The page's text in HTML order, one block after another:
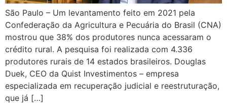
São Paulo – Um levantamento feito em 2021 pela
Confederação da Agricultura e Pecuária do Brasil (CNA)
mostrou que 38% dos produtores nunca acessaram o
crédito rural. A pesquisa foi realizada com 4.336
produtores rurais de 14 estados brasileiros. Douglas
Duek, CEO da Quist Investimentos – empresa
especializada em recuperação judicial e reestruturação,
que já […]